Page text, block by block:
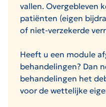
vallen. Overgebleven
patiënten (eigen
of niet-verzekerde
Heeft u een module
behandelingen? Dan
behandelingen het
voor de wettelijke